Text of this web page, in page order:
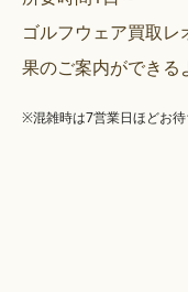
ゴルフウェア買取
果のご案内ができる
※混雑時は7営業日ほどお待